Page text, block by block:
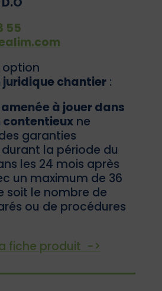
55
option
chantier:
amenée à jouer dans
contentieux ne
garanties
la période du
les 24 mois après
un maximum de 36
soit le nombre de
ou de procédures
fiche produit ->